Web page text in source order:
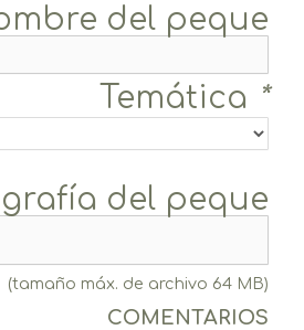
del peque
Temática *
del peque
(tamaño máx. de archivo 64 MB)
COMENTARIOS